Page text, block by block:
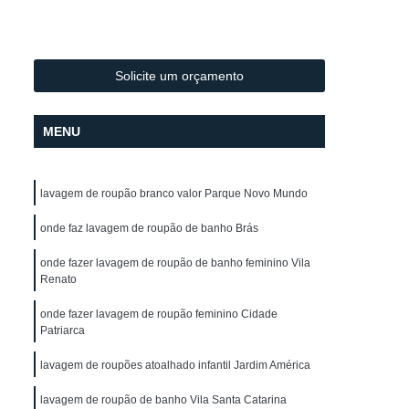
Lavagem de Toalha para Salão de Cabeleireiro
de Uniforme
Lavagem de Uniforme de Trabalho
de Uniforme Grande São Paulo
Lavagem de Uniforme São Paulo
Aluguel de Capa de Corte de Cabelo
Locação de Capa de Barbeiro
Solicite um orçamento
MENU
lavagem de roupão branco valor Parque Novo Mundo
onde faz lavagem de roupão de banho Brás
onde fazer lavagem de roupão de banho feminino Vila
Renato
onde fazer lavagem de roupão feminino Cidade
Patriarca
lavagem de roupões atoalhado infantil Jardim América
lavagem de roupão de banho Vila Santa Catarina